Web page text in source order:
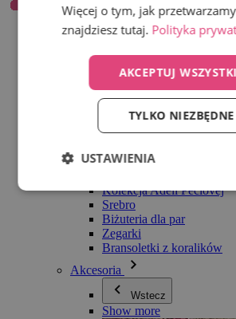
Wszystko w kategorii
Bransoletki
Kolekcja Adéli Pečlovej
Srebro
Biżuteria dla par
Zegarki
Bransoletki z koralików
Akcesoria
Wstecz
Show more
Więcej o tym, jak
znajdziesz tutaj. Polityka
AKCEPTUJ
TYLKO NIEZBĘDNE
USTAWIENIA